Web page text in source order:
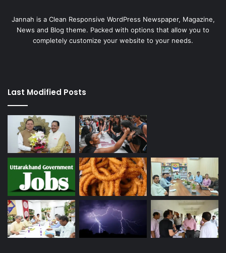
Jannah is a Clean Responsive WordPress Newspaper, Magazine,
News and Blog theme. Packed with options that allow you to
completely customize your website to your needs.
Last Modified Posts